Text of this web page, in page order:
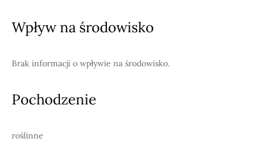
Wpływ na środowisko
Brak informacji o wpływie na środowisko.
Pochodzenie
roślinne